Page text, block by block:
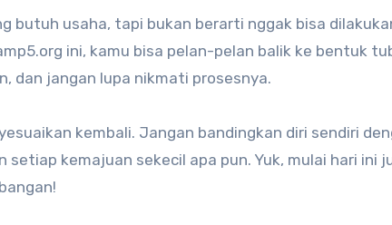
butuh usaha, tapi bukan berarti nggak bisa
ini, kamu bisa pelan-pelan balik ke bentuk
dan jangan lupa nikmati prosesnya.
kembali. Jangan bandingkan diri sendiri
setiap kemajuan sekecil apa pun. Yuk, mulai hari ini